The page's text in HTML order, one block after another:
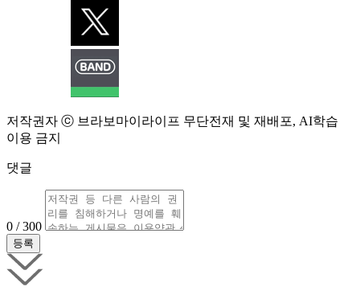
저작권자 ⓒ 브라보마이라이프 무단전재 및 재배포, AI학습
이용 금지
댓글
0 / 300